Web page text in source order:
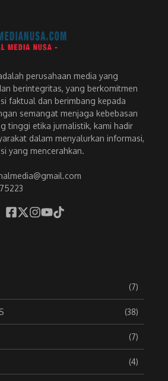
perusahaan media yang
berintegritas, yang berkomitmen
faktual dan berimbang kepada
semangat menjaga kebebasan
tinggi etika jurnalistik, kami hadir
dalam menyalurkan informasi,
yang mencerahkan.
(7)
(38)
(7)
(4)